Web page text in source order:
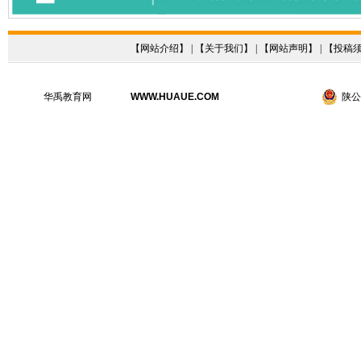
【 网站介绍 】 | 【 关于我们 】 | 【 网站声明 】 | 【投稿
华禹教育网 WWW.HUAUE.COM 陕